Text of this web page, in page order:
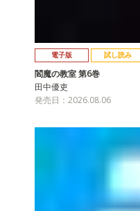
電子版 試し読み
閻魔の教室 第6巻
田中優吏
発売日：2026.08.06